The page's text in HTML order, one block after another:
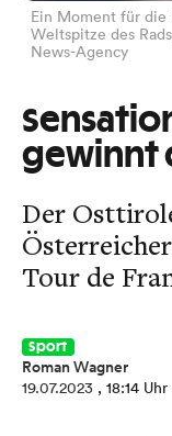
Ein Moment für
Weltspitze des
News-Agency
gewinnt
Der
Tour de
Sport
Roman Wagner
19.07.2023 , 18:14 Uhr